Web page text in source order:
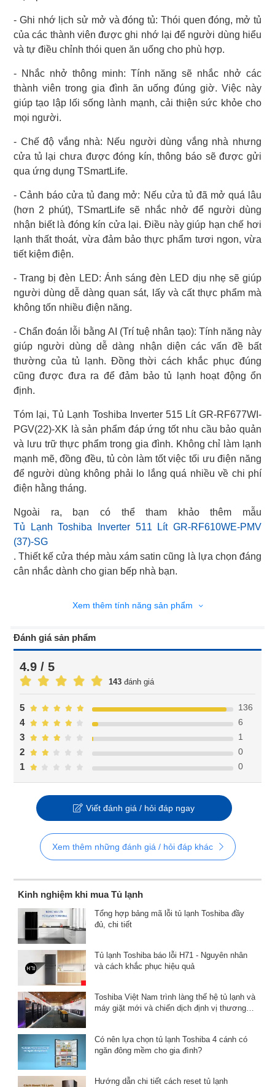
- Ghi nhớ lịch sử mở và đóng tủ: Thói quen đóng, mở tủ
của các thành viên được ghi nhớ lại để người dùng hiểu
và tự điều chỉnh thói quen ăn uống cho phù hợp.
- Nhắc nhở thông minh: Tính năng sẽ nhắc nhở các
thành viên trong gia đình ăn uống đúng giờ. Việc này
giúp tạo lập lối sống lành mạnh, cải thiện sức khỏe cho
mọi người.
- Chế độ vắng nhà: Nếu người dùng vắng nhà nhưng
cửa tủ lại chưa được đóng kín, thông báo sẽ được gửi
qua ứng dụng TSmartLife.
- Cảnh báo cửa tủ đang mở: Nếu cửa tủ đã mở quá lâu
(hơn 2 phút), TSmartLife sẽ nhắc nhở để người dùng
nhận biết là đóng kín cửa lại. Điều này giúp hạn chế hơi
lạnh thất thoát, vừa đảm bảo thực phẩm tươi ngon, vừa
tiết kiệm điện.
- Trang bị đèn LED: Ánh sáng đèn LED dịu nhẹ sẽ giúp
người dùng dễ dàng quan sát, lấy và cất thực phẩm mà
không tốn nhiều điện năng.
- Chẩn đoán lỗi bằng AI (Trí tuệ nhân tạo): Tính năng này
giúp người dùng dễ dàng nhận diện các vấn đề bất
thường của tủ lạnh. Đồng thời cách khắc phục đúng
cũng được đưa ra để đảm bảo tủ lạnh hoạt động ổn
định.
Tóm lại, Tủ Lạnh Toshiba Inverter 515 Lít GR-RF677WI-
PGV(22)-XK là sản phẩm đáp ứng tốt nhu cầu bảo quản
và lưu trữ thực phẩm trong gia đình. Không chỉ làm lạnh
mạnh mẽ, đồng đều, tủ còn làm tốt việc tối ưu điện năng
để người dùng không phải lo lắng quá nhiều về chi phí
điện hằng tháng.
Tủ Lạnh Toshiba Inverter 511 Lít GR-RF610WE-PMV
(37)-SG
. Thiết kế cửa thép màu xám satin cũng là lựa chọn đáng
cân nhắc dành cho gian bếp nhà bạn.
Xem thêm tính năng sản phẩm
Đánh giá sản phẩm
4.9 / 5
143 đánh giá
1 0
2 0
3 1
4 6
5 136
Viết đánh giá / hỏi đáp ngay
Xem thêm những đánh giá / hỏi đáp khác
Kinh nghiệm khi mua Tủ lạnh
Tổng hợp bảng mã lỗi tủ lạnh Toshiba đầy
đủ, chi tiết
Tủ lạnh Toshiba báo lỗi H71 - Nguyên nhân
và cách khắc phục hiệu quả
Toshiba Việt Nam trình làng thế hệ tủ lạnh và
máy giặt mới và chiến dịch định vị thương
Có nên lựa chọn tủ lạnh Toshiba 4 cánh có
ngăn đông mềm cho gia đình?
Hướng dẫn chi tiết cách reset tủ lạnh